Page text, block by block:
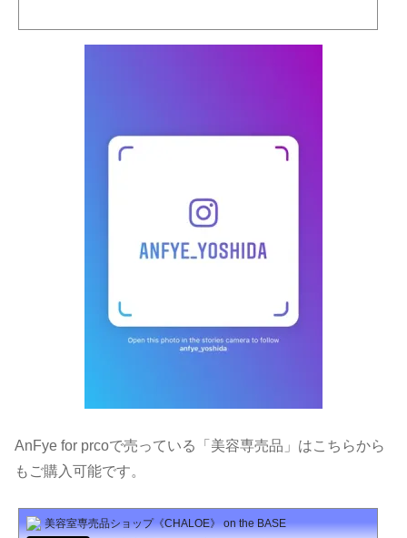
AnFye for prcoで売っている「美容専売品」はこちらから
もご購入可能です。
美容室専売品ショップ《CHALOE》 on the BASE